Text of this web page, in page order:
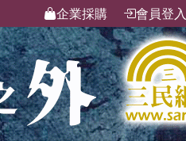
企業採購 會員登入